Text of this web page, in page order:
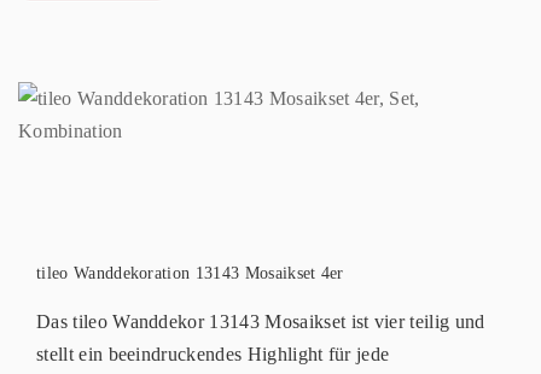
tileo Wanddekoration 13143 Mosaikset 4er
Das tileo Wanddekor 13143 Mosaikset ist vier teilig und
stellt ein beeindruckendes Highlight für jede